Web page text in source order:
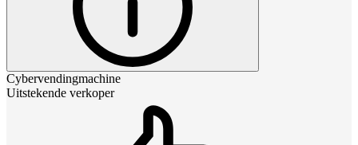
Cybervendingmachine
Uitstekende verkoper